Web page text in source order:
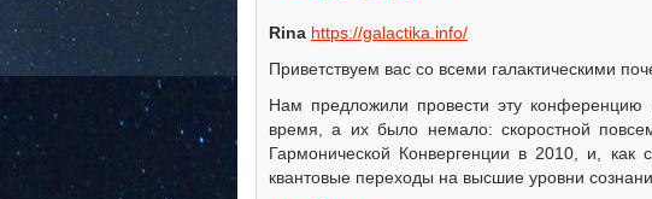
Rina https://galactika.info/
Приветствуем вас со всеми галактическими
Нам предложили провести эту конференцию
время, а их было немало: скоростной
Гармонической Конвергенции в 2010, и, как
квантовые переходы на высшие уровни